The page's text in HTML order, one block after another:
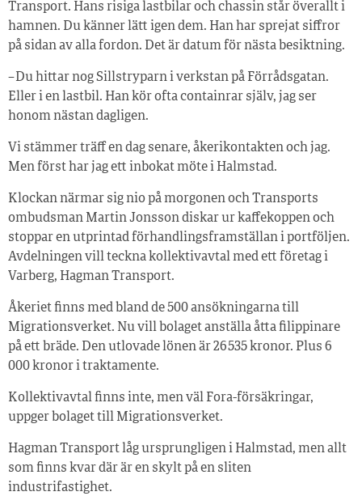
Transport. Hans risiga lastbilar och chassin står överallt i
hamnen. Du känner lätt igen dem. Han har sprejat siffror
på sidan av alla fordon. Det är datum för nästa besiktning.
– Du hittar nog Sillstryparn i verkstan på Förrådsgatan.
Eller i en lastbil. Han kör ofta containrar själv, jag ser
honom nästan dagligen.
Vi stämmer träff en dag senare, åkerikontakten och jag.
Men först har jag ett inbokat möte i Halmstad.
Klockan närmar sig nio på morgonen och Transports
ombudsman Martin Jonsson diskar ur kaffekoppen och
stoppar en utprintad förhandlingsframställan i portföljen.
Avdelningen vill teckna kollektivavtal med ett företag i
Varberg, Hagman Transport.
Åkeriet finns med bland de 500 ansökningarna till
Migrationsverket. Nu vill bolaget anställa åtta filippinare
på ett bräde. Den utlovade lönen är 26 535 kronor. Plus 6
000 kronor i traktamente.
Kollektivavtal finns inte, men väl Fora-försäkringar,
uppger bolaget till Migrationsverket.
Hagman Transport låg ursprungligen i Halmstad, men allt
som finns kvar där är en skylt på en sliten
industrifastighet.